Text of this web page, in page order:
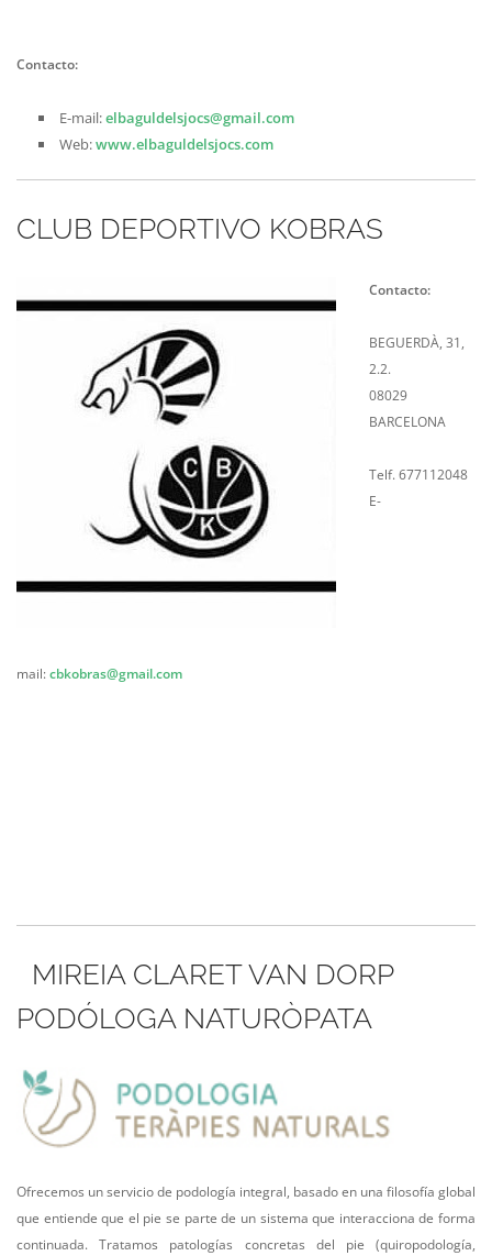
Contacto:
E-mail:elbaguldelsjocs@gmail.com
Web:www.elbaguldelsjocs.com
CLUB DEPORTIVO KOBRAS
Contacto:
BEGUERDÀ, 31,
2.2.
08029
BARCELONA
Telf. 677112048
E-
mail:cbkobras@gmail.com
MIREIA CLARET VAN DORP
PODÓLOGA NATURÒPATA
Ofrecemos un servicio de podología integral, basado en una filosofía global
que entiende que el pie se parte de un sistema que interacciona de forma
continuada. Tratamos patologías concretas del pie (quiropodología,